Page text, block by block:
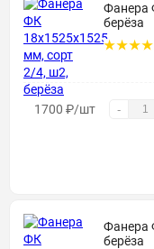
Фанера
берёза
1700 ₽/шт -
Фанера
берёза